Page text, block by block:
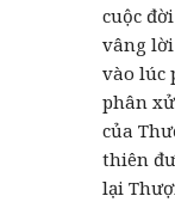
cuộc
vâng
vào lúc
phân
của
thiên
lại